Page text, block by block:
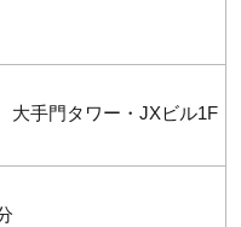
手門タワー・JXビル1F